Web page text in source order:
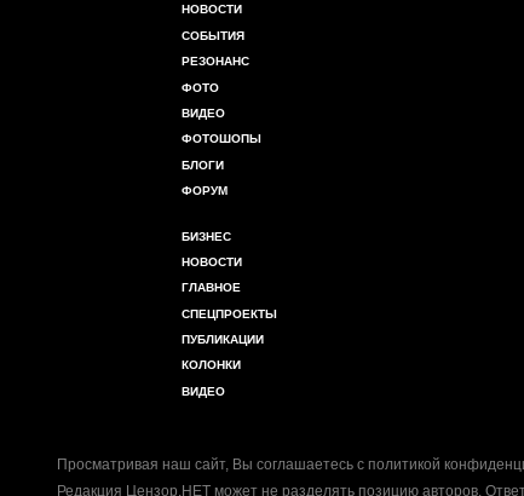
НОВОСТИ
СОБЫТИЯ
РЕЗОНАНС
ФОТО
ВИДЕО
ФОТОШОПЫ
БЛОГИ
ФОРУМ
БИЗНЕС
НОВОСТИ
ГЛАВНОЕ
СПЕЦПРОЕКТЫ
ПУБЛИКАЦИИ
КОЛОНКИ
ВИДЕО
Просматривая наш сайт, Вы соглашаетесь с политикой
Редакция Цензор.НЕТ может не разделять позицию авторов.